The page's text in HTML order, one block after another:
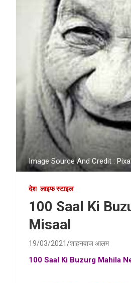
Image Source And Credit :
देश लाइफ स्टाइल
100 Saal Ki
Misaal
19/03/2021 शाहनवाज आलम
100 Saal Ki Buzurg Mahila